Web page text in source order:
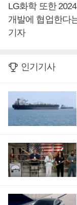
LG화학 또한
개발에 협업한다
기자
인기기사